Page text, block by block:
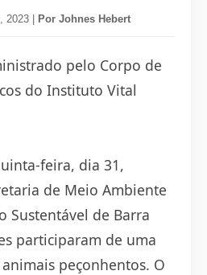
2023 | Por Johnes Hebert
pelo Corpo de
do Instituto Vital
feira, dia 31,
de Meio Ambiente
Sustentável de Barra
participaram de uma
peçonhentos. O